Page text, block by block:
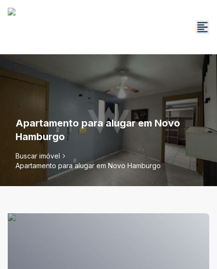
Apartamento para alugar em Novo
Hamburgo
Buscar imóvel
Apartamento para alugar em Novo Hamburgo